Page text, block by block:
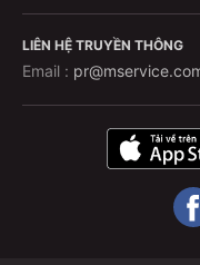
LIÊN HỆ TRUYỀN THÔNG
Email :